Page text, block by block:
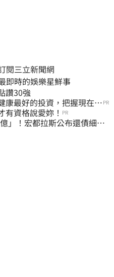
閱三立新聞網
即時的娛樂星鮮事
讚30強
康最好的投資，把握現在不 PR
有資格說愛妳！ PR
」！宏都拉斯公布還債細